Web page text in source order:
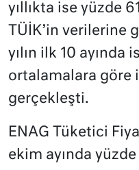
yıllıkta ise yüzde
TÜİK’in verilerine
yılın ilk 10 ayında
ortalamalara göre
gerçekleşti.
ENAG Tüketici
ekim ayında yüzde